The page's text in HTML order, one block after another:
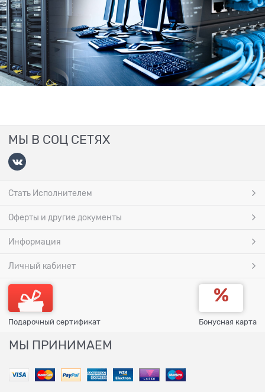
МЫ В СОЦ СЕТЯХ
Стать Исполнителем
Оферты и другие документы
Информация
Личный кабинет
Подарочный сертификат Бонусная карта
МЫ ПРИНИМАЕМ